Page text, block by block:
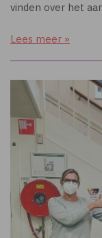
vinden over het
Lees meer »